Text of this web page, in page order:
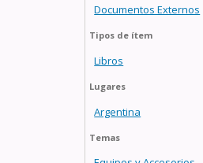
Documentos Externos
Tipos de ítem
Libros
Lugares
Argentina
Temas